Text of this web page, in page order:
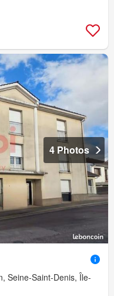
4 Photos
Seine-Saint-Denis, Île-